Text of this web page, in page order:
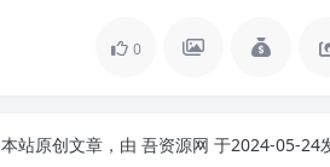
0
本站原创文章，由 吾资源网 于2024-05-24